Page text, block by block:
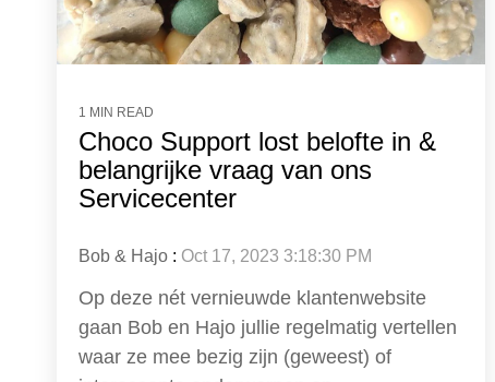
1 MIN READ
Choco Support lost belofte in &
belangrijke vraag van ons
Servicecenter
Bob & Hajo : Oct 17, 2023 3:18:30 PM
Op deze nét vernieuwde klantenwebsite
gaan Bob en Hajo jullie regelmatig vertellen
waar ze mee bezig zijn (geweest) of